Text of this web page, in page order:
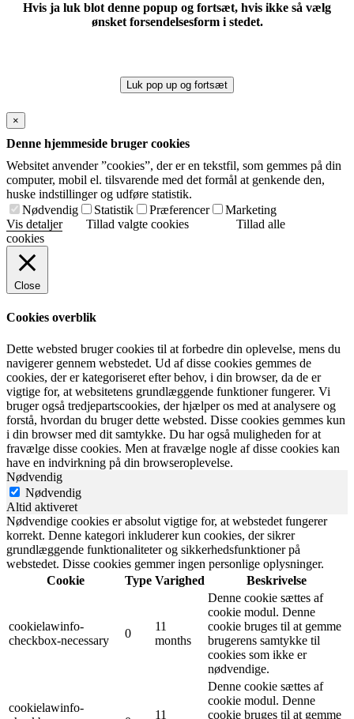
Hvis ja luk blot denne popup og fortsæt, hvis ikke så vælg
ønsket forsendelsesform i stedet.
Luk pop up og fortsæt
×
Denne hjemmeside bruger cookies
Websitet anvender ”cookies”, der er en tekstfil, som gemmes på din
computer, mobil el. tilsvarende med det formål at genkende den,
huske indstillinger og udføre statistik.
Nødvendig
Statistik Præferencer
Marketing
Vis detaljer
Tillad valgte cookies
Tillad alle
cookies
Close
Cookies overblik
Dette websted bruger cookies til at forbedre din oplevelse, mens du
navigerer gennem webstedet. Ud af disse cookies gemmes de
cookies, der er kategoriseret efter behov, i din browser, da de er
vigtige for, at websitetens grundlæggende funktioner fungerer. Vi
bruger også tredjepartscookies, der hjælper os med at analysere og
forstå, hvordan du bruger dette websted. Disse cookies gemmes kun
i din browser med dit samtykke. Du har også muligheden for at
fravælge disse cookies. Men at fravælge nogle af disse cookies kan
have en indvirkning på din browseroplevelse.
Nødvendig
Nødvendig
Altid aktiveret
Nødvendige cookies er absolut vigtige for, at webstedet fungerer
korrekt. Denne kategori inkluderer kun cookies, der sikrer
grundlæggende funktionaliteter og sikkerhedsfunktioner på
webstedet. Disse cookies gemmer ingen personlige oplysninger.
Cookie
Type Varighed Beskrivelse
cookielawinfo-
checkbox-necessary
0
11
months
Denne cookie sættes af
cookie modul. Denne
cookie bruges til at gemme
brugerens samtykke til
cookies som ikke er
nødvendige.
cookielawinfo-
11
Denne cookie sættes af
cookie modul. Denne
cookie bruges til at gemme